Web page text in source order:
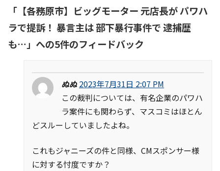
「 【各務原市】ビッグモーター 元店長が パワハ
ラで提訴！ 暴言主は 部下暴行事件で 逮捕歴
も… 」への5件のフィードバック
ぬぬ 2023年7月31日 2:07 PM
この裁判については、有名企業のパワハ
ラ案件にも関わらず、マスコミはほとん
どスルーしていましたよね。
これもジャニーズの件と同様、CMスポンサー様
に対する忖度ですか？